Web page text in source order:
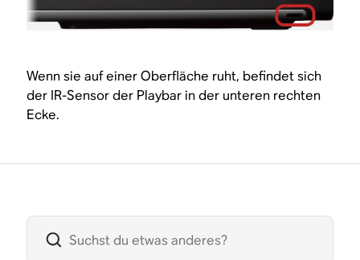
Wenn sie auf einer Oberfläche ruht, befindet sich
der IR-Sensor der Playbar in der unteren rechten
Ecke.